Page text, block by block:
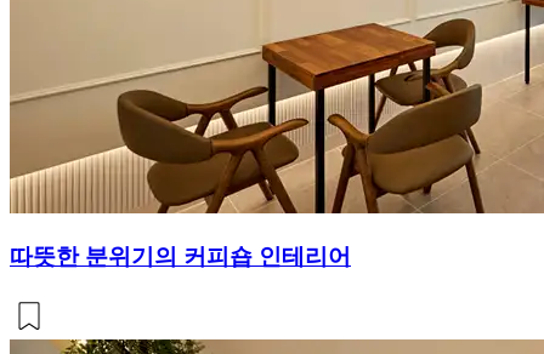
따뜻한 분위기의 커피숍 인테리어